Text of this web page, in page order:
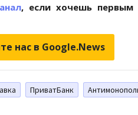
, если хочешь первым
нас в Google.News
ПриватБанк